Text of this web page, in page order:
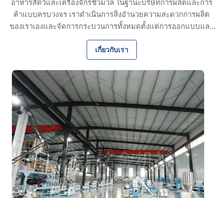
อาหารสัตว์และเครื่องจักรชีวมวล ในฐานะบริษัทการผลิตและการ
ค้าแบบครบวงจร เราดำเนินการสิ่งอำนวยความสะดวกการผลิต
ของเราเองและจัดการกระบวนการทั้งหมดตั้งแต่การออกแบบและ
การผลิตไปจนถึงการตรวจสอบคุณภาพและการจัดส่ง ด้วยการ
รับรองมาตรฐาน ISO 9001 และ CE การตรวจสอบโรงงานของ
SGS และประสบการณ์การส่งออกที่ยาวนานหลายปี เราจึงมอบ
เครื่องจักรที่เชื่อถือได้และโซลูชันที่ปรับแต่งให้เหมาะกับลูกค้าทั่ว
โลก
เกี่ยวกับเรา